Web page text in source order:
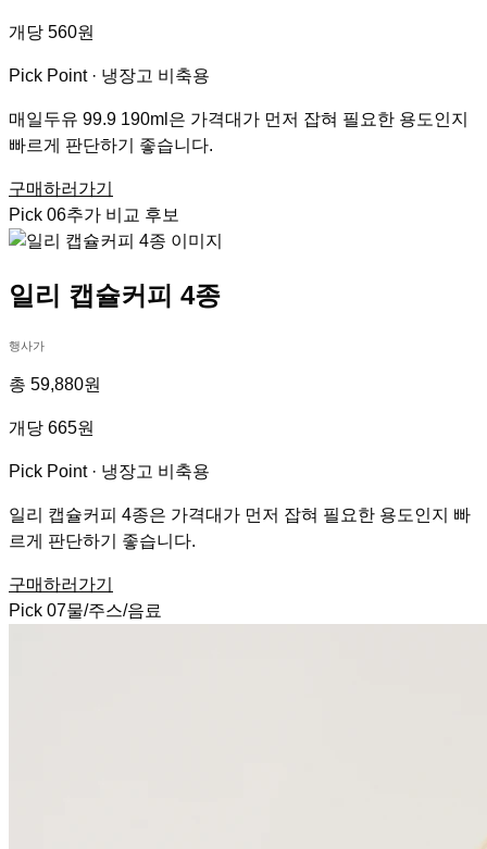
개당 560원
Pick Point · 냉장고 비축용
매일두유 99.9 190ml은 가격대가 먼저 잡혀 필요한 용도인지
빠르게 판단하기 좋습니다.
구매하러가기
Pick 06추가 비교 후보
일리 캡슐커피 4종
행사가
총 59,880원
개당 665원
Pick Point · 냉장고 비축용
일리 캡슐커피 4종은 가격대가 먼저 잡혀 필요한 용도인지 빠
르게 판단하기 좋습니다.
구매하러가기
Pick 07물/주스/음료